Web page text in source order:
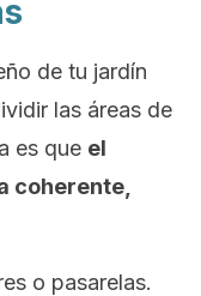
de tu jardín
las áreas de
es que el
coherente,
o pasarelas.